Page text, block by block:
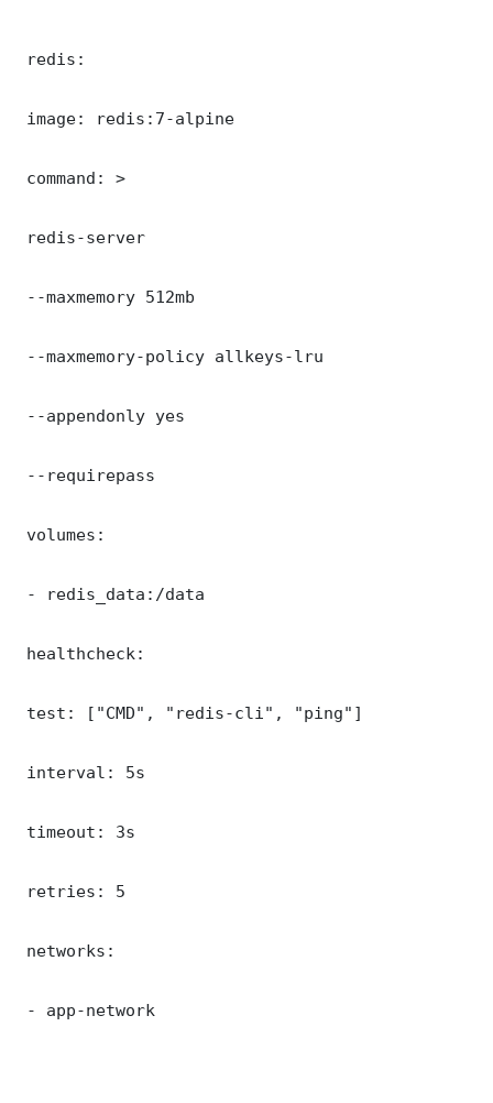
redis:
image: redis:7-alpine
command: >
redis-server
--maxmemory 512mb
--maxmemory-policy allkeys-lru
--appendonly yes
--requirepass
volumes:
- redis_data:/data
healthcheck:
test: ["CMD", "redis-cli", "ping"]
interval: 5s
timeout: 3s
retries: 5
networks:
- app-network